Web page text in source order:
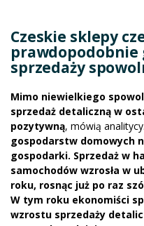
Czeskie sklepy
prawdopodobnie
sprzedaży
Mimo niewielkiego
sprzedaż detaliczną w
pozytywną, mówią analitycy.
gospodarstw domowych
gospodarki. Sprzedaż w
samochodów wzrosła w
roku, rosnąc już po raz
W tym roku ekonomiści
wzrostu sprzedaży